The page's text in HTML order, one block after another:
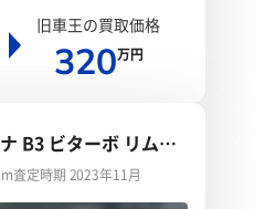
旧車王の買取価格
320万円
B3 ビターボ リムジ
査定時期 2023年11月